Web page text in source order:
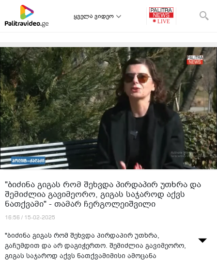
ყველა ვიდეო
"ბიძინა გიგას რომ შეხვდა პირდაპირ უთხრა და
შემიძლია გავიმეორო, გიგას საჯაროდ აქვს
ნათქვამი" - თამარ ჩერგოლეიშვილი
16:56 / 15-02-2025
"ბიძინა გიგას რომ შეხვდა პირდაპირ უთხრა,
გაჩუმდით და არ დაგიჭერთო. შემიძლია გავიმეორო,
გიგას საჯაროდ აქვს ნათქვამიმისი ამოცანა